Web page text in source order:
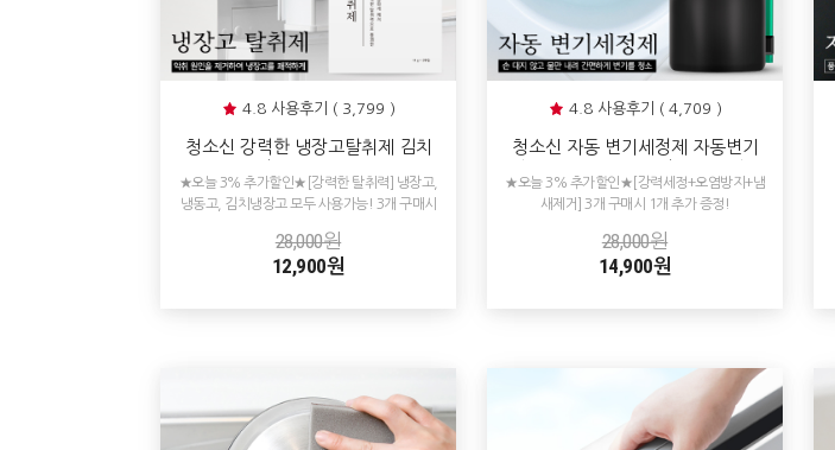
4.8 사용후기 ( 3,799 )
청소신 강력한 냉장고탈취제 김치
★오늘 3% 추가할인★[강력한 탈취력] 냉장고,
냉동고, 김치냉장고 모두 사용가능! 3개 구매시
28,000원
12,900원
4.8 사용후기 ( 4,709 )
청소신 자동 변기세정제 자동변기
찌든때제거 세척제
★오늘 3% 추가할인★[강력세정+오염방지+냄
새제거] 3개 구매시 1개 추가 증정!
28,000원
14,900원